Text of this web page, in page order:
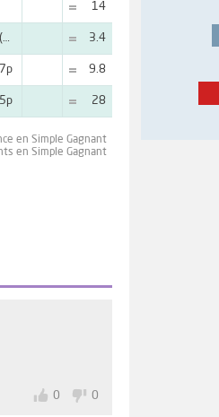
14
1p(25)2p1p(23)4p 3.4
9.8
28
en Simple Gagnant
en Simple Gagnant
0 0